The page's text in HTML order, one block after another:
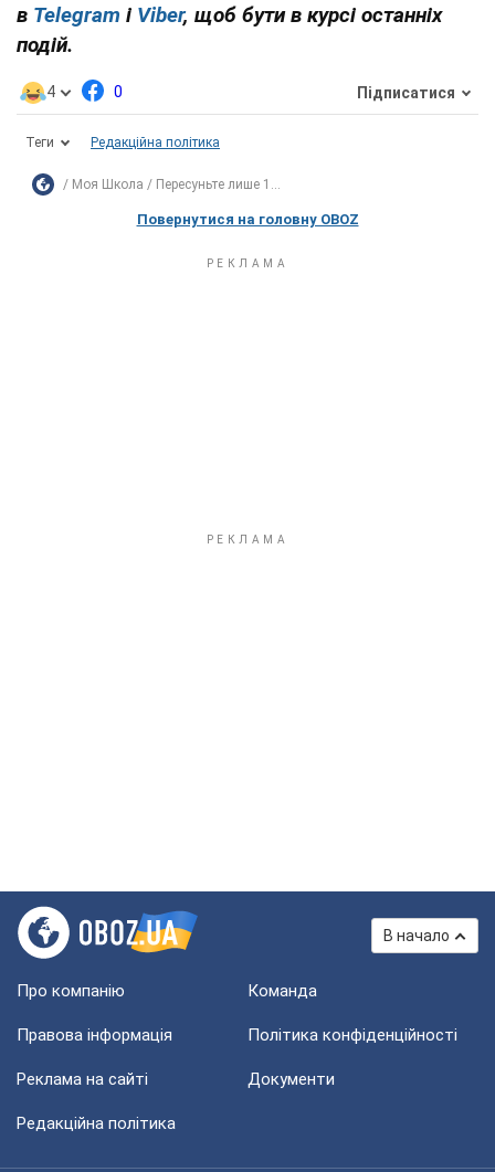
в Telegram і Viber, щоб бути в курсі останніх
подій.
4 0 Підписатися
Теги Редакційна політика
Моя Школа Пересуньте лише 1...
Повернутися на головну OBOZ
В начало
Про компанію Команда
Правова інформація Політика конфіденційності
Реклама на сайті Документи
Редакційна політика